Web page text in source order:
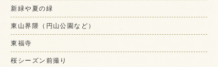
新緑や夏の緑
東山界隈（円山公園など）
東福寺
桜シーズン前撮り